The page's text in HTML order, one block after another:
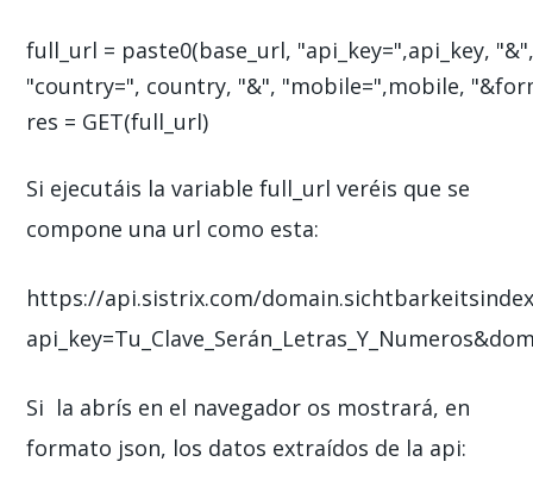
full_url = paste0(base_url, "api_key=",api_key,
"country=", country, "&", "mobile=",mobile,
res = GET(full_url)
Si ejecutáis la variable full_url veréis que se
compone una url como esta:
https://api.sistrix.com/
api_key=Tu_Clave_Serán_Letras_Y_Numeros
Si la abrís en el navegador os mostrará, en
formato json, los datos extraídos de la api: